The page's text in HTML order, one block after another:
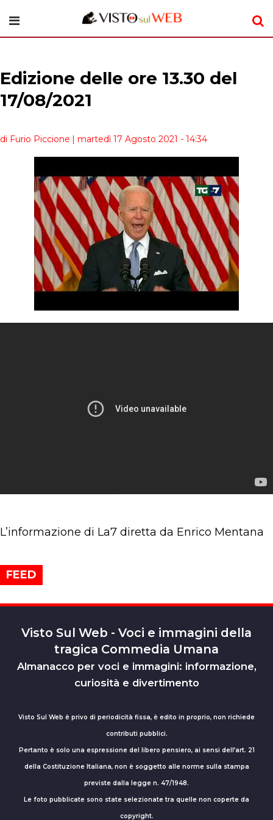
Edizione delle ore 13.30 del
17/08/2021
di Furio Piccione | martedì 17 Agosto 2021 - 14:34
L’informazione di La7 diretta da Enrico Mentana
FEED
Visto Sul Web - Voci e immagini della
tragica Commedia Umana
Almanacco per voci e immagini: informazione,
curiosità e divertimento
Visto Sul Web è privo di periodicità fissa, è edito in proprio, non richiede
contributi pubblici.
Pertanto è solo una espressione del libero pensiero, ai sensi dell’art. 21
della Costituzione Italiana, non è soggetto alle norme sulla stampa
previste dalla legge n. 47/1948.
Le foto pubblicate sono state selezionate tra quelle non coperte da
copyright.